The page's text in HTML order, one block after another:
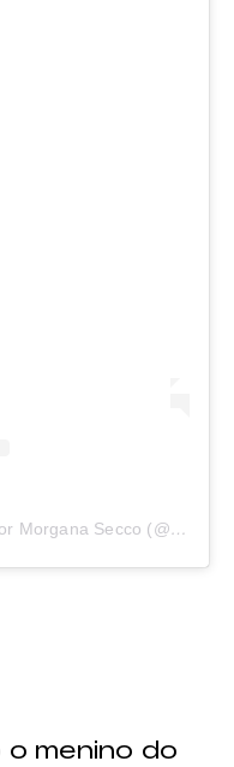
Uma publicação compartilhada por Morgana Secco (@morganasecco)
o menino do